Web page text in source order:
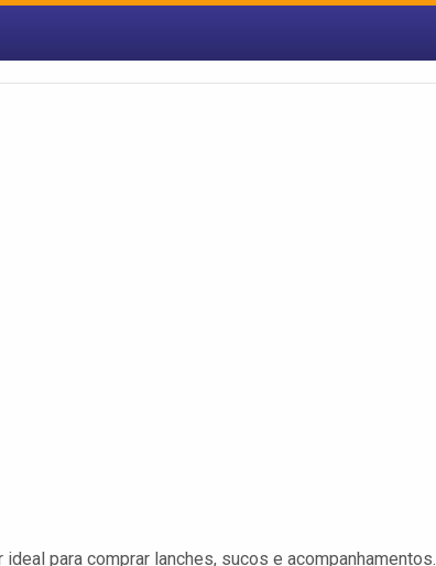
para comprar lanches, sucos e acompanhamentos.